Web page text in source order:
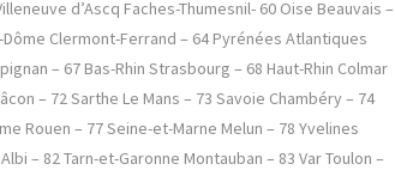
d’Ascq Faches-Thumesnil- 60 Oise Beauvais –
Clermont-Ferrand – 64 Pyrénées Atlantiques
– 67 Bas-Rhin Strasbourg – 68 Haut-Rhin Colmar
– 72 Sarthe Le Mans – 73 Savoie Chambéry – 74
Rouen – 77 Seine-et-Marne Melun – 78 Yvelines
– 82 Tarn-et-Garonne Montauban – 83 Var Toulon –